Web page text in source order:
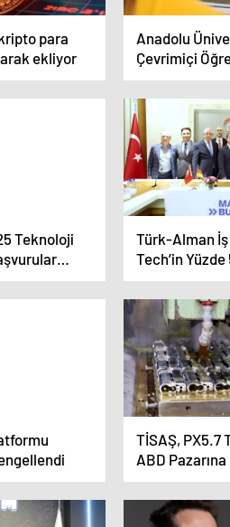
para
ekliyor
Anadolu
Çevrimiçi
Teknoloji
Türk-Alman
Tech’in
Yatırımcılara
TİSAŞ, PX5.7
ABD Pazarına